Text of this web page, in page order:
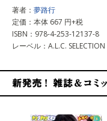
著者： 夢路行
定価：本体 667 円+税
ISBN：978-4-253-12137-8
レーベル：A.L.C. SELECTION